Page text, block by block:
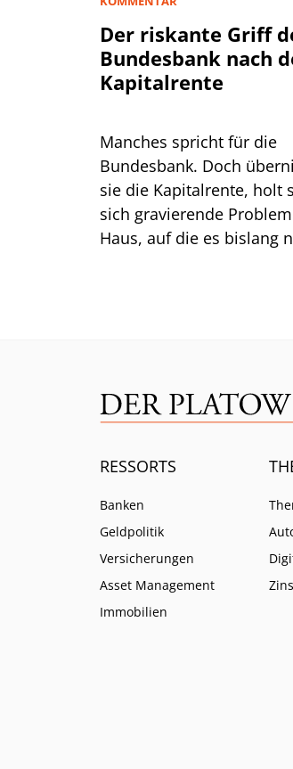
Der riskante Griff
Bundesbank nach
Kapitalrente
Manches spricht für die
Bundesbank. Doch
sie die Kapitalrente, holt
sich gravierende
Haus, auf die es bislang
RESSORTS
Banken
Geldpolitik
Versicherungen
Asset Management
Immobilien